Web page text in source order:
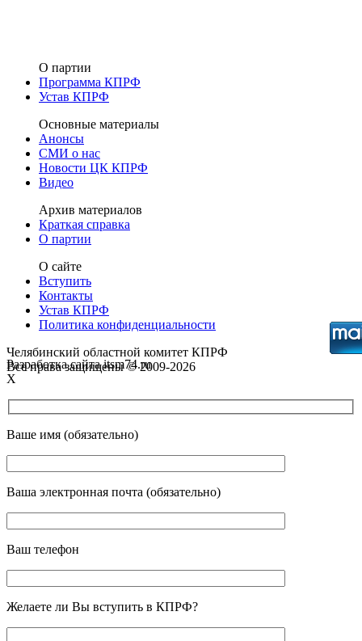
О партии
Программа КПРФ
Устав КПРФ
Основные материалы
Анонсы
СМИ о нас
Новости ЦК КПРФ
Видео
Архив материалов
Краткая справка
О партии
О сайте
Вступить
Контакты
Устав КПРФ
Политика конфиденциальности
Челябинский областной комитет КПРФ
Все права защищены © 2009-2026
Разработка сайта itsm74.ru
X
Ваше имя (обязательно)
Ваша электронная почта (обязательно)
Ваш телефон
Желаете ли Вы вступить в КПРФ?